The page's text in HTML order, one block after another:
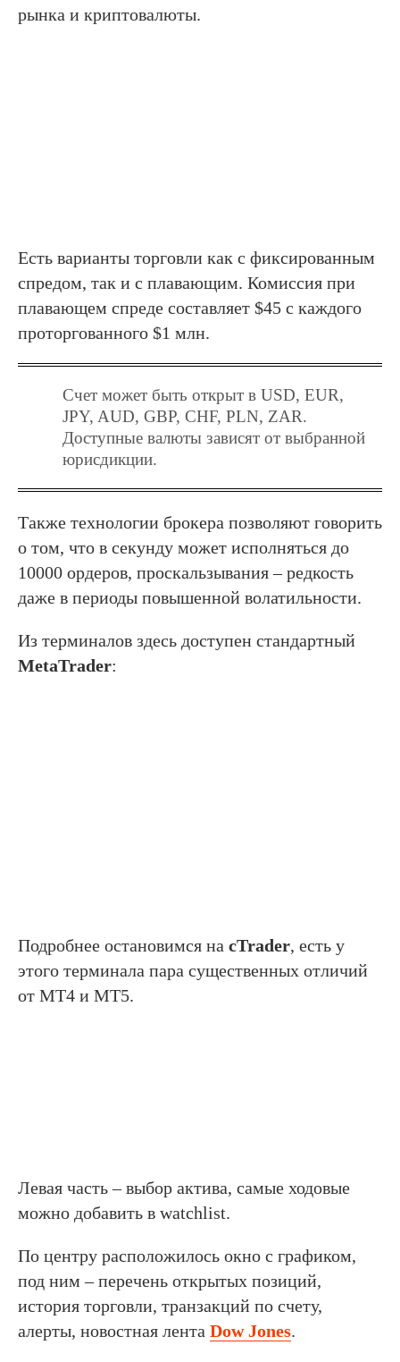
рынка и криптовалюты.
Есть варианты торговли как с фиксированным
спредом, так и с плавающим. Комиссия при
плавающем спреде составляет $45 с каждого
проторгованного $1 млн.
Счет может быть открыт в USD, EUR,
JPY, AUD, GBP, CHF, PLN, ZAR.
Доступные валюты зависят от выбранной
юрисдикции.
Также технологии брокера позволяют говорить
о том, что в секунду может исполняться до
10000 ордеров, проскальзывания – редкость
даже в периоды повышенной волатильности.
Из терминалов здесь доступен cтандартный
MetaTrader:
Подробнее остановимся на cTrader, есть у
этого терминала пара существенных отличий
от MT4 и MT5.
Левая часть – выбор актива, самые ходовые
можно добавить в watchlist.
По центру расположилось окно с графиком,
под ним – перечень открытых позиций,
история торговли, транзакций по счету,
алерты, новостная лента Dow Jones.